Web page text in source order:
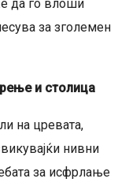
да го влоши
за зголемен
и столица
на цревата,
нивни
за исфрлање